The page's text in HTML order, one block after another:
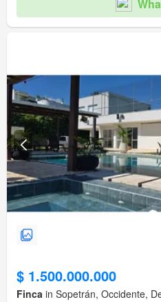
$ 1.500.000.000
Finca in Sopetrán, Occidente,